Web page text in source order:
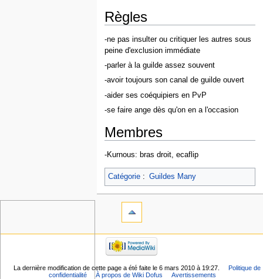
Règles
-ne pas insulter ou critiquer les autres sous
peine d'exclusion immédiate
-parler à la guilde assez souvent
-avoir toujours son canal de guilde ouvert
-aider ses coéquipiers en PvP
-se faire ange dès qu'on en a l'occasion
Membres
-Kurnous: bras droit, ecaflip
Catégorie: Guildes Many
La dernière modification de cette page a été faite le 6 mars 2010 à 19:27.
Politique de
confidentialité
À propos de Wiki Dofus Avertissements